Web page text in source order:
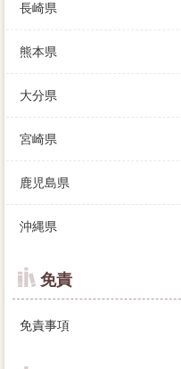
長崎県
熊本県
大分県
宮崎県
鹿児島県
沖縄県
免責
免責事項